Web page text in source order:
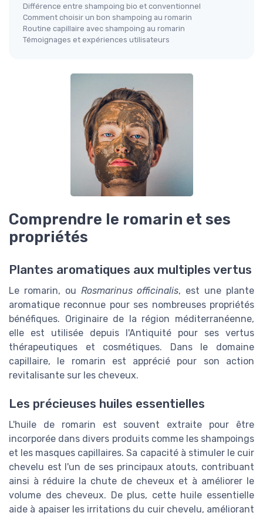
Différence entre shampoing bio et conventionnel
Comment choisir un bon shampoing au romarin
Routine capillaire avec shampoing au romarin
Témoignages et expériences utilisateurs
Comprendre le romarin et ses
propriétés
Plantes aromatiques aux multiples vertus
Le romarin, ou Rosmarinus officinalis, est une plante
aromatique reconnue pour ses nombreuses propriétés
bénéfiques. Originaire de la région méditerranéenne,
elle est utilisée depuis l'Antiquité pour ses vertus
thérapeutiques et cosmétiques. Dans le domaine
capillaire, le romarin est apprécié pour son action
revitalisante sur les cheveux.
Les précieuses huiles essentielles
L'huile de romarin est souvent extraite pour être
incorporée dans divers produits comme les shampoings
et les masques capillaires. Sa capacité à stimuler le cuir
chevelu est l'un de ses principaux atouts, contribuant
ainsi à réduire la chute de cheveux et à améliorer le
volume des cheveux. De plus, cette huile essentielle
aide à apaiser les irritations du cuir chevelu, améliorant